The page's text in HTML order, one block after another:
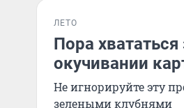
ЛЕТО
Пора
окучивании
Не игнорируйте эту
зелеными клубнями